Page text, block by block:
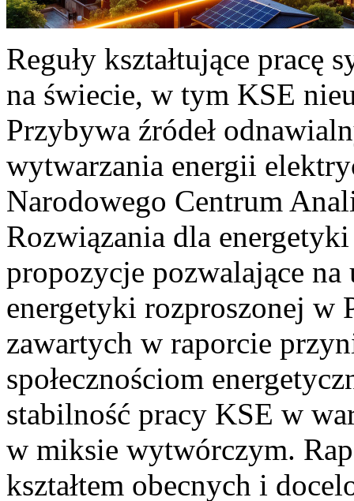
Reguły kształtujące pracę
na świecie, w tym KSE
Przybywa źródeł
wytwarzania energii
Narodowego Centrum
Rozwiązania dla
propozycje pozwalające
energetyki rozproszonej w
zawartych w raporcie
społecznościom
stabilność pracy KSE w
w miksie wytwórczym.
kształtem obecnych i